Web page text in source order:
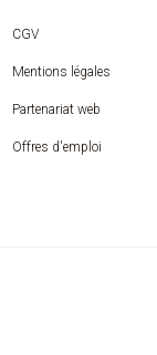
CGV
Mentions légales
Partenariat web
Offres d'emploi